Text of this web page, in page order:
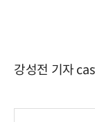
강성전 기자